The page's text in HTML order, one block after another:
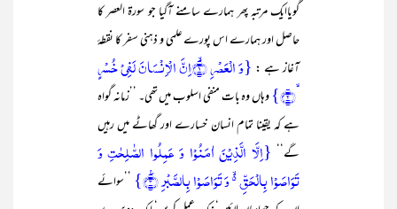
گویاایک مرتبہ پھر ہمارے سامنے آگیا جو سورۃ العصر کا
حاصل اور ہمارے اس پورے علمی و ذہنی سفر کا نقطۂ
آغاز ہے :
{وَ الۡعَصۡرِ ۙ﴿۱﴾اِنَّ الۡاِنۡسَانَ لَفِیۡ خُسۡرٍ
ۙ﴿۲﴾}
وہاں وہ بات منفی اسلوب میں تھی۔ ’’زمانہ گواہ
ہے کہ یقینا تمام انسان خسارے اور گھاٹے میں رہیں
گے‘‘ {اِلَّا الَّذِیۡنَ اٰمَنُوۡا وَ عَمِلُوا الصّٰلِحٰتِ وَ
تَوَاصَوۡا بِالۡحَقِّ ۬ۙ وَ تَوَاصَوۡا بِالصَّبۡرِ ٪﴿۳﴾}
’’سوائے